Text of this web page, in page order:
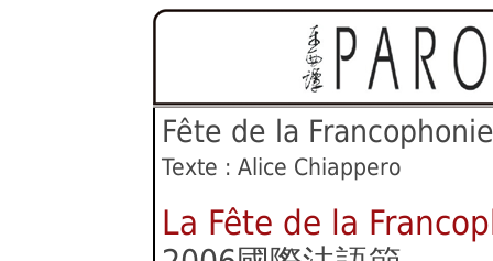
Fête de la
Texte : Alice Chiappero
La Fête de la